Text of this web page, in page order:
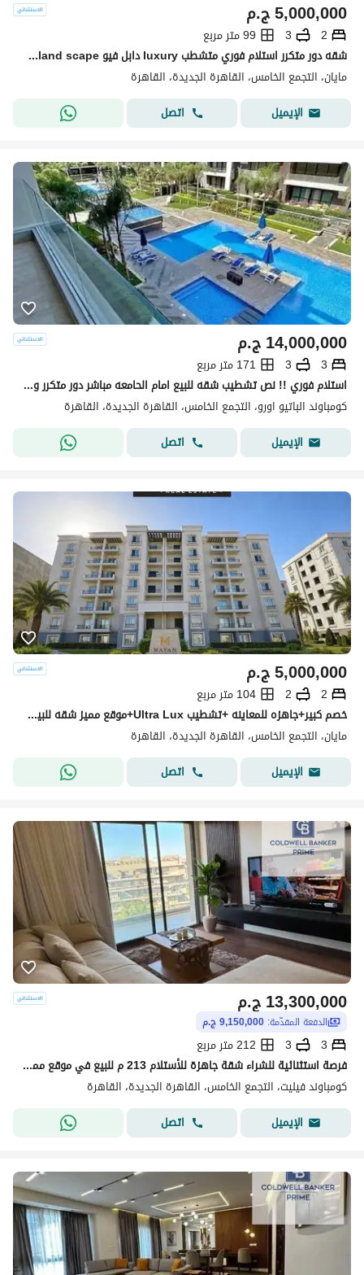
ج.م5,000,000
2
3
99 متر مربع
شقه دور متكرر استلام فوري متشطب luxury دابل فيو pool+land scape تقسيمه رائعه باسهل خطط سداد بدون ضغط وتقسيط ع اطول عدد سنوات الرحاب-سوان ليك-كريك تاون
مايان، التجمع الخامس، القاهرة الجديدة، القاهرة
الإيميل
اتصل
ج.م14,000,000
3
3
171 متر مربع
استلام فوري !! نص تشطيب شقه للبيع امام الحامعه مباشر دور متكرر وفيو خيالي vip لوكيشن 171م 3غرف 3 حمام فيو بوول & لاند سكيب -بجوار ماونتن فيو-ميفيدا
كومباوند الباتيو اورو، التجمع الخامس، القاهرة الجديدة، القاهرة
الإيميل
اتصل
ج.م5,000,000
2
2
104 متر مربع
خصم كبير+جاهزه للمعاينه +تشطيب Ultra Lux+موقع مميز شقه للبيع في كمبوند مايان التجمع الخامس بين سوان ليك حسن علام و LMD دقايق من HYDE PARK & MIVIDA
مايان، التجمع الخامس، القاهرة الجديدة، القاهرة
الإيميل
اتصل
ج.م13,300,000
الدفعة المقدّمة: 9,150,000 ج.م
3
3
212 متر مربع
فرصة استثنائية للشراء شقة جاهزة للأستلام 213 م للبيع في موقع مميز في كمبوند فيليت Villette by SODIC الجولدن سكوير التجمع الخامس القاهره الجديده 3 غرف
كومباوند فيليت، التجمع الخامس، القاهرة الجديدة، القاهرة
الإيميل
اتصل